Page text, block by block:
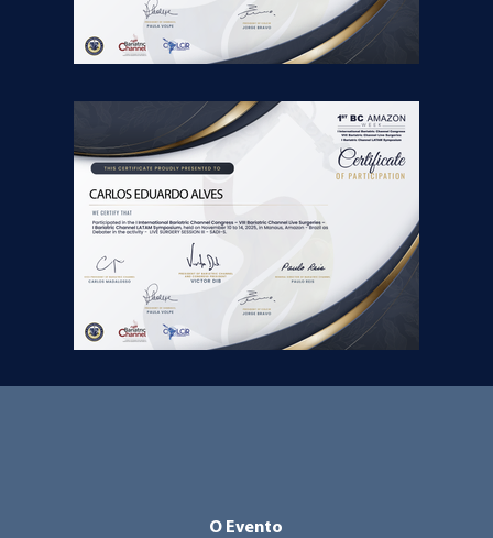
O Evento